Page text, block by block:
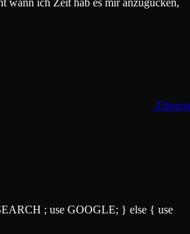
wann ich Zeit hab es mir anzugucken,
Zitieren
; use GOOGLE; } else { use